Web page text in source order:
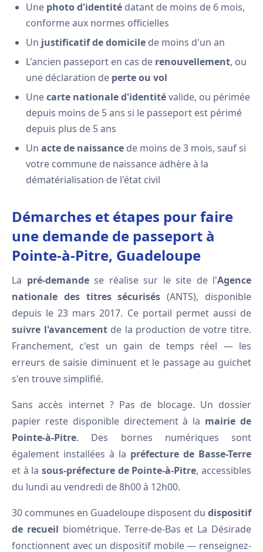
Une photo d'identité datant de moins de 6 mois,
conforme aux normes officielles
Un justificatif de domicile de moins d'un an
L'ancien passeport en cas de renouvellement, ou
une déclaration de perte ou vol
Unecarte nationale d'identitévalide, ou périmée
depuis moins de 5 ans si le passeport est périmé
depuis plus de 5 ans
Un acte de naissance de moins de 3 mois, sauf si
votre commune de naissance adhère à la
dématérialisation de l'état civil
Démarches et étapes pour faire
une demande de passeport à
Pointe-à-Pitre, Guadeloupe
La pré-demandese réalise sur le site de l'Agence
nationale des titres sécurisés (ANTS), disponible
depuis le 23 mars 2017. Ce portail permet aussi de
suivre l'avancementde la production de votre titre.
Franchement, c'est un gain de temps réel — les
erreurs de saisie diminuent et le passage au guichet
s'en trouve simplifié.
Sans accès internet ? Pas de blocage. Un dossier
papier reste disponible directement à la mairie de
Pointe-à-Pitre. Des bornes numériques sont
également installées à la préfecture de Basse-Terre
et à la sous-préfecture de Pointe-à-Pitre, accessibles
du lundi au vendredi de 8h00 à 12h00.
30 communes en Guadeloupe disposent du dispositif
de recueil biométrique. Terre-de-Bas et La Désirade
fonctionnent avec un dispositif mobile — renseignez-